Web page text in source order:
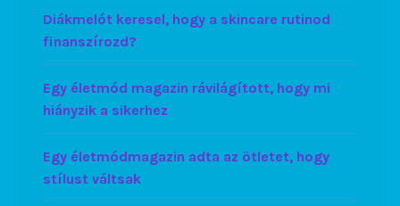
Diákmelót keresel, hogy a skincare rutinod
finanszírozd?
Egy életmód magazin rávilágított, hogy mi
hiányzik a sikerhez
Egy életmódmagazin adta az ötletet, hogy
stílust váltsak